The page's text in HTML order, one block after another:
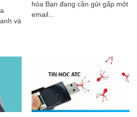
và
hóa Bạn đang cần gửi gấp một
email...